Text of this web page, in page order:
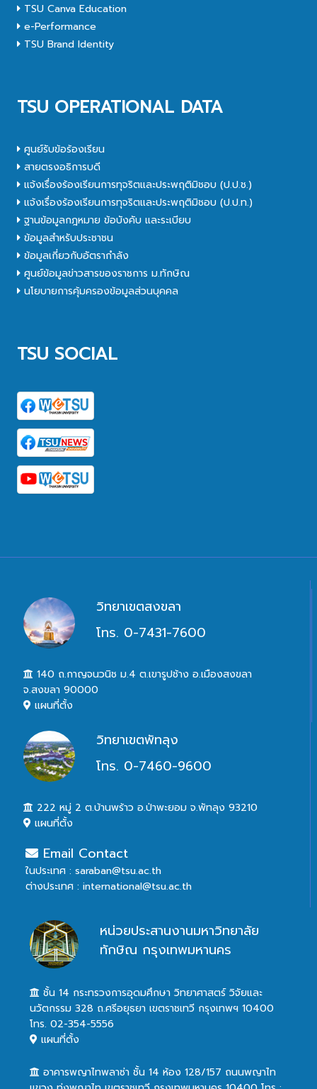
TSU Canva Education
e-Performance
TSU Brand Identity
TSU OPERATIONAL DATA
ศูนย์รับข้อร้องเรียน
สายตรงอธิการบดี
แจ้งเรื่องร้องเรียนการทุจริตและประพฤติมิชอบ (ป.ป.ช.)
แจ้งเรื่องร้องเรียนการทุจริตและประพฤติมิชอบ (ป.ป.ท.)
ฐานข้อมูลกฎหมาย ข้อบังคับ และระเบียบ
ข้อมูลสำหรับประชาชน
ข้อมูลเกี่ยวกับอัตรากำลัง
ศูนย์ข้อมูลข่าวสารของราชการ ม.ทักษิณ
นโยบายการคุ้มครองข้อมูลส่วนบุคคล
TSU SOCIAL
วิทยาเขตสงขลา
โทร. 0-7431-7600
140 ถ.กาญจนวนิช ม.4 ต.เขารูปช้าง อ.เมืองสงขลา
จ.สงขลา 90000
แผนที่ตั้ง
วิทยาเขตพัทลุง
โทร. 0-7460-9600
222 หมู่ 2 ต.บ้านพร้าว อ.ป่าพะยอม จ.พัทลุง 93210
แผนที่ตั้ง
Email Contact
ในประเทศ : saraban@tsu.ac.th
ต่างประเทศ : international@tsu.ac.th
หน่วยประสานงานมหาวิทยาลัย
ทักษิณ กรุงเทพมหานคร
ชั้น 14 กระทรวงการอุดมศึกษา วิทยาศาสตร์ วิจัยและ
นวัตกรรม 328 ถ.ศรีอยุธยา เขตราชเทวี กรุงเทพฯ 10400
โทร. 02-354-5556
แผนที่ตั้ง
อาคารพญาไทพลาซ่า ชั้น 14 ห้อง 128/157 ถนนพญาไท